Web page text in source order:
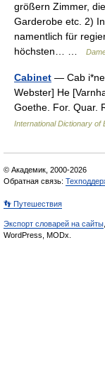
größern Zimmer,
Garderobe etc. 2)
namentlich für
höchsten… …
Cabinet — Cab
Webster] He
Goethe. For. Quar.
International Dictionary of
© Академик, 2000-2026
Обратная связь:
👣 Путешествия
Экспорт словарей на сайты
WordPress, MODx.